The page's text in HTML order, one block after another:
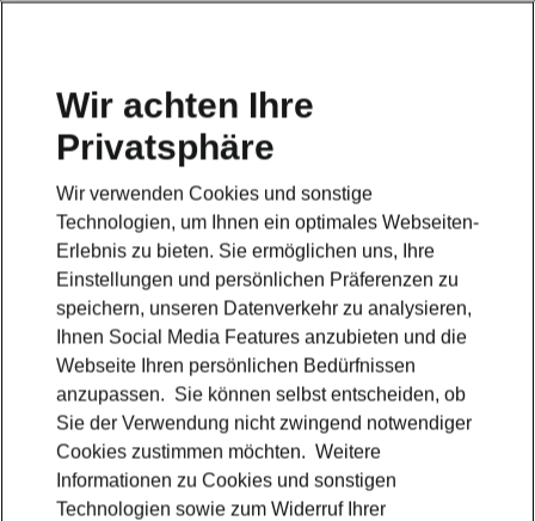
Wir achten Ihre
Privatsphäre
Wir verwenden Cookies und sonstige
Technologien, um Ihnen ein optimales Webseiten-
Erlebnis zu bieten. Sie ermöglichen uns, Ihre
Einstellungen und persönlichen Präferenzen zu
speichern, unseren Datenverkehr zu analysieren,
Ihnen Social Media Features anzubieten und die
Webseite Ihren persönlichen Bedürfnissen
anzupassen. Sie können selbst entscheiden, ob
Sie der Verwendung nicht zwingend notwendiger
Cookies zustimmen möchten. Weitere
Informationen zu Cookies und sonstigen
Technologien sowie zum Widerruf Ihrer